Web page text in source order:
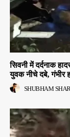
सिवनी में दर्दनाक
युवक नीचे दबे, गंभीर
SHUBHAM